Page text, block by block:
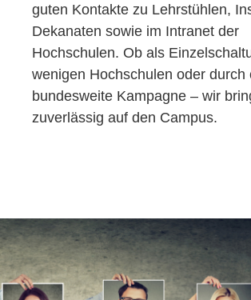
guten Kontakte zu Lehrstühlen,
Dekanaten sowie im Intranet der
Hochschulen. Ob als
wenigen Hochschulen oder durch
bundesweite Kampagne – wir
zuverlässig auf den Campus.